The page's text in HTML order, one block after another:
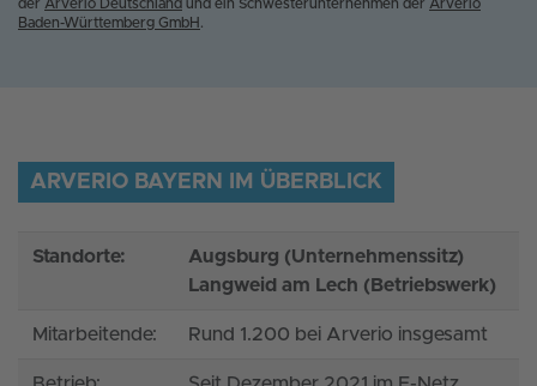
der Arverio Deutschland und ein Schwesterunternehmen der Arverio
Baden-Württemberg GmbH .
ARVERIO BAYERN IM ÜBERBLICK
Standorte:
Augsburg (Unternehmenssitz)
Langweid am Lech (Betriebswerk)
Mitarbeitende: Rund 1.200 bei Arverio insgesamt